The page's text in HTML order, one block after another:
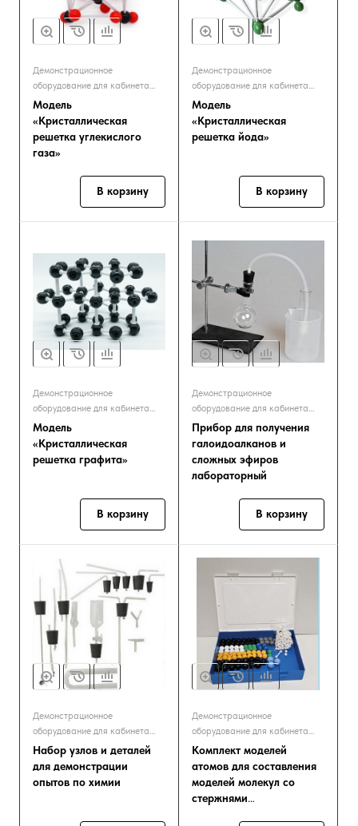
Демонстрационное
оборудование для кабинета
химии
Модель
«Кристаллическая
решетка углекислого
газа»
В корзину
Демонстрационное
оборудование для кабинета
химии
Модель
«Кристаллическая
решетка йода»
В корзину
Демонстрационное
оборудование для кабинета
химии
Модель
«Кристаллическая
решетка графита»
В корзину
Демонстрационное
оборудование для кабинета
химии
Прибор для получения
галоидоалканов и
сложных эфиров
лабораторный
В корзину
Демонстрационное
оборудование для кабинета
химии
Набор узлов и деталей
для демонстрации
опытов по химии
Демонстрационное
оборудование для кабинета
химии
Комплект моделей
атомов для составления
моделей молекул со
стержнями